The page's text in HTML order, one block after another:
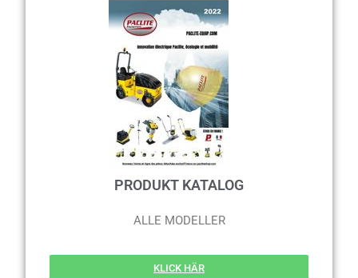
PRODUKT KATALOG
ALLE MODELLER
KLICK HÄR